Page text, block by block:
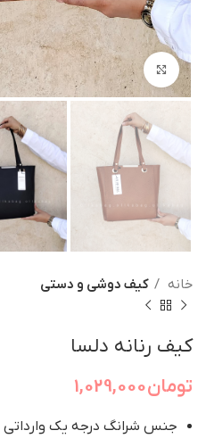
بزرگنمایی تصویر
خانه کیف دوشی و دستی
کیف رنانه دلسا
تومان
جنس شرانگ درجه یک وارداتی